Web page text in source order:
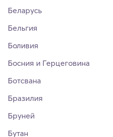
Беларусь
Бельгия
Боливия
Босния и Герцеговина
Ботсвана
Бразилия
Бруней
Бутан